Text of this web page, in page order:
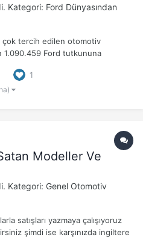
Kategori: Ford Dünyasından
çok tercih edilen otomotiv
1.090.459 Ford tutkununa
1
Modeller Ve
Kategori: Genel Otomotiv
satışları yazmaya çalışıyoruz
şimdi ise karşınızda ingiltere